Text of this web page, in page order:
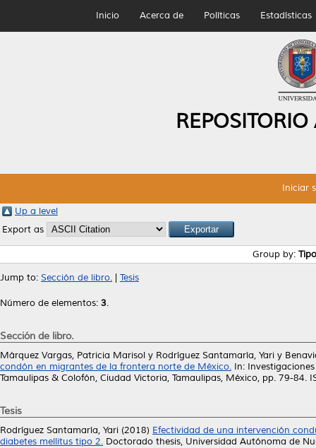
Inicio Acerca de Políticas Estadísticas
Iniciar
Up a level
Export as
Group by:
Jump to: Sección de libro. Tesis
Número de elementos: 3.
Sección de libro.
Márquez Vargas, Patricia Marisol y Rodríguez Santamaría, Yari y
condón en migrantes de la frontera norte de México. In:
Tamaulipas & Colofón, Ciudad Victoria, Tamaulipas, México, pp. 79-84.
Tesis
Rodríguez Santamaría, Yari (2018) Efectividad de una intervención
diabetes mellitus tipo 2. Doctorado thesis, Universidad Autónoma de